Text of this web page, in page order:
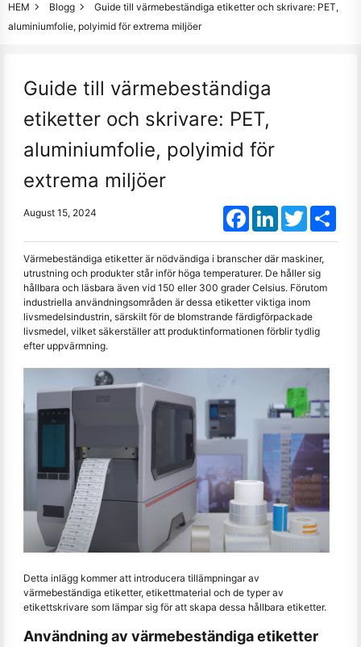
HEM Blogg
Guide till värmebeständiga etiketter och skrivare: PET,
aluminiumfolie, polyimid för extrema miljöer
Guide till värmebeständiga
etiketter och skrivare: PET,
aluminiumfolie, polyimid för
extrema miljöer
August 15, 2024 FacebookLinkedInTwitter
Värmebeständiga etiketter är nödvändiga i branscher där maskiner,
utrustning och produkter står inför höga temperaturer. De håller sig
hållbara och läsbara även vid 150 eller 300 grader Celsius. Förutom
industriella användningsområden är dessa etiketter viktiga inom
livsmedelsindustrin, särskilt för de blomstrande färdigförpackade
livsmedel, vilket säkerställer att produktinformationen förblir tydlig
efter uppvärmning.
Detta inlägg kommer att introducera tillämpningar av
värmebeständiga etiketter, etikettmaterial och de typer av
etikettskrivare som lämpar sig för att skapa dessa hållbara etiketter.
Användning av värmebeständiga etiketter